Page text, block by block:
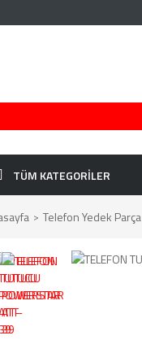
TÜM KATEGORİLER
Telefon Yedek Parça